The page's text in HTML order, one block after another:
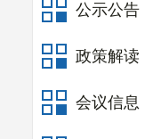
公示公告
政策解读
会议信息